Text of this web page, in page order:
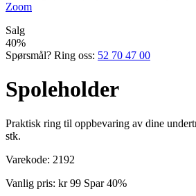
Zoom
Salg
40%
Spørsmål? Ring oss: 52 70 47 00
Spoleholder
Praktisk ring til oppbevaring av dine
stk.
Varekode: 2192
Vanlig pris: kr 99 Spar 40%